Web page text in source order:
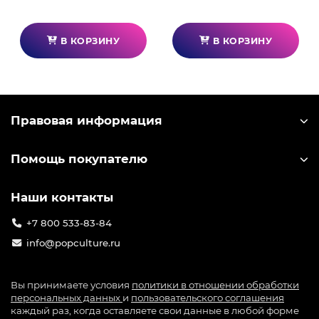
В КОРЗИНУ В КОРЗИНУ
Правовая информация
Помощь покупателю
Наши контакты
+7 800 533-83-84
info@popculture.ru
Вы принимаете условия политики в отношении обработки
персональных данных и пользовательского соглашения
каждый раз, когда оставляете свои данные в любой форме